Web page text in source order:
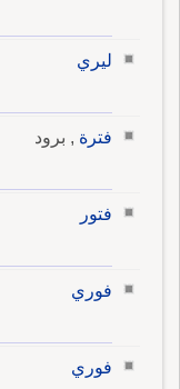
ليري
فترة , برود
فتور
فوري
فوري